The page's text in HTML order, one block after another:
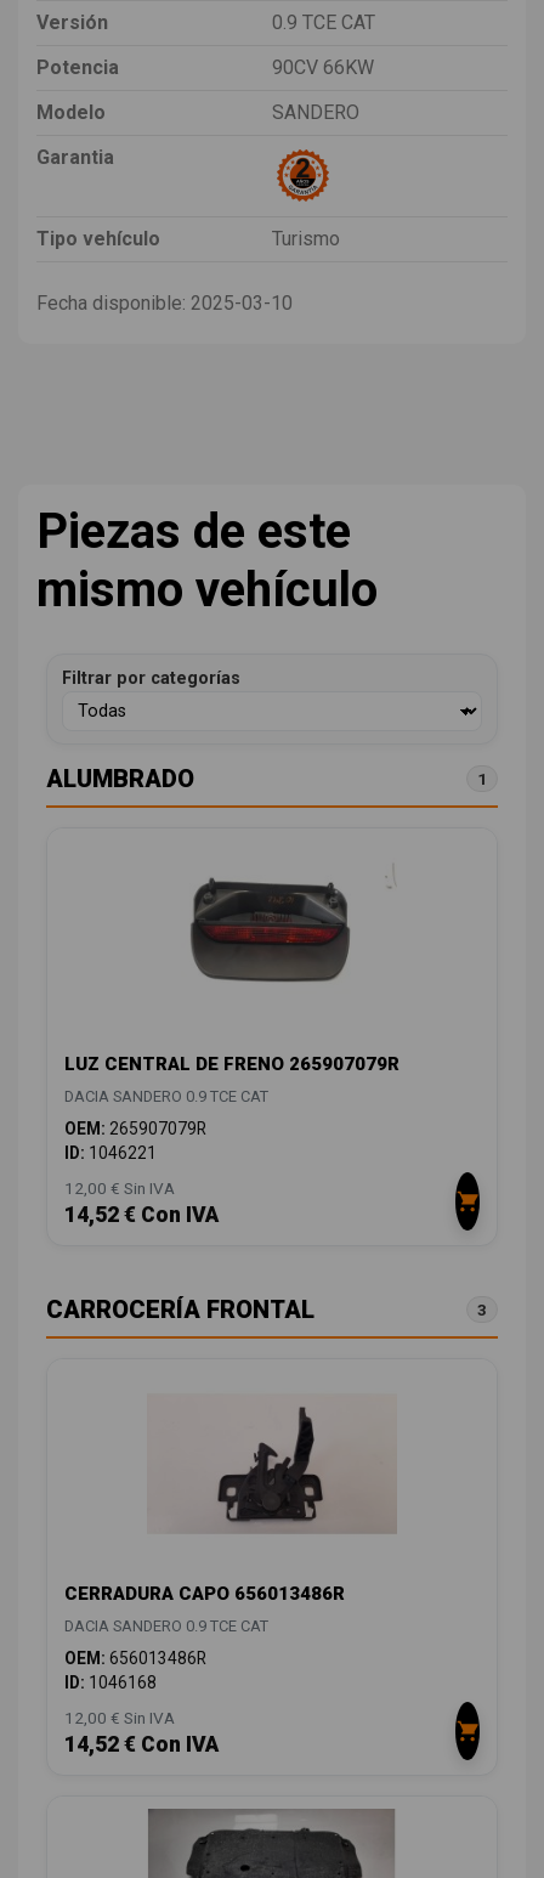
Versión
0.9 TCE CAT
Potencia
90CV 66KW
Modelo
SANDERO
Garantia
Tipo vehículo Turismo
Fecha disponible: 2025-03-10
Piezas de este
mismo vehículo
Filtrar por categorías
ALUMBRADO 1
LUZ CENTRAL DE FRENO 265907079R
DACIA SANDERO 0.9 TCE CAT
OEM: 265907079R
ID: 1046221
12,00 € Sin IVA
14,52 € Con IVA
CARROCERÍA FRONTAL 3
CERRADURA CAPO 656013486R
DACIA SANDERO 0.9 TCE CAT
OEM: 656013486R
ID: 1046168
12,00 € Sin IVA
14,52 € Con IVA